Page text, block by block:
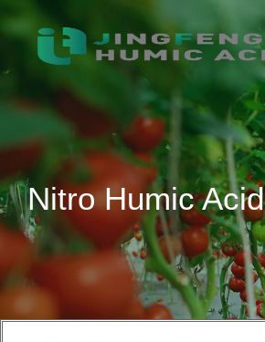
Nitro Humic Acid